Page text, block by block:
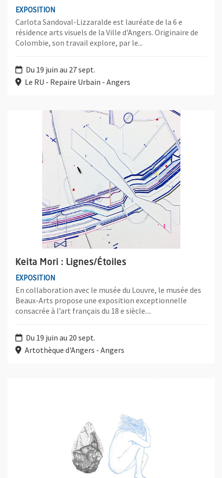
EXPOSITION
Carlota Sandoval-Lizzaralde est lauréate de la 6 e
résidence arts visuels de la Ville d'Angers. Originaire de
Colombie, son travail explore, par le...
Du 19 juin au 27 sept.
Le RU - Repaire Urbain - Angers
Keita Mori : Lignes/Étoiles
EXPOSITION
En collaboration avec le musée du Louvre, le musée des
Beaux-Arts propose une exposition exceptionnelle
consacrée à l’art français du 18 e siècle....
Du 19 juin au 20 sept.
Artothèque d'Angers - Angers
Plus d'information sur l'évènement : Keita Mori : Lignes/Étoiles